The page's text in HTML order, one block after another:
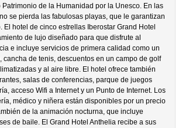
de la Humanidad por la Unesco. En las
se pierda las fabulosas playas, que le garantizan
El hotel de cinco estrellas Iberostar Grand Hotel
de lujo diseñado para que disfrute al
e incluye servicios de primera calidad como un
cancha de tenis, descuentos en un campo de golf
y al aire libre. El hotel ofrece también
salas de conferencias, parque de juegos
acceso Wifi a Internet y un Punto de Internet. Los
médico y niñera están disponibles por un precio
de la animación nocturna, que incluye
de baile. El Grand Hotel Anthelia recibe a sus